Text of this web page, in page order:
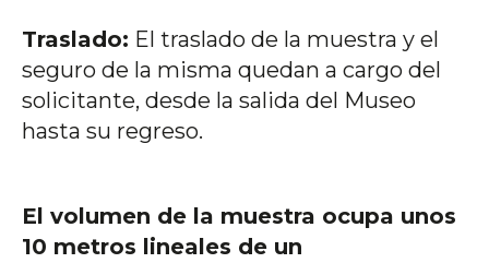
Traslado: El traslado de la muestra y el
seguro de la misma quedan a cargo del
solicitante, desde la salida del Museo
hasta su regreso.
El volumen de la muestra ocupa unos
10 metros lineales de un